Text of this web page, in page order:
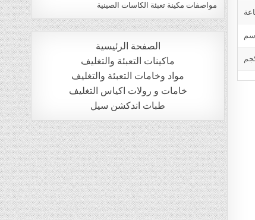
مواصفات مكينة تعبئة الكاسات الصينية
الصفحة الرئيسية
ماكينات التعبئة والتغليف
مواد وخامات التعبئة والتغليف
خامات و رولات اكياس التغليف
طبات اندكشن سيل